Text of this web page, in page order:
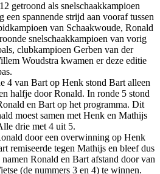
getroond als snelschaakkampioen
spannende strijd aan vooraf tussen
van Schaakwoude, Ronald
snelschaakkampioen van vorig
clubkampioen Gerben van der
Woudstra kwamen er deze editie
4 van Bart op Henk stond Bart alleen
halfje door Ronald. In ronde 5 stond
en Bart op het programma. Dit
moest samen met Henk en Mathijs
drie met 4 uit 5.
door een overwinning op Henk
remiseerde tegen Mathijs en bleef dus
Ronald en Bart afstand door van
(de nummers 3 en 4) te winnen.